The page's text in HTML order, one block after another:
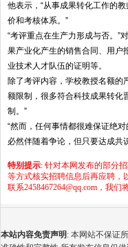
他表示，“从事成果转化工作的
价和考核体系。”
“考评重点在生产力形成与否。”
果产业化产生的销售合同、用户
业技术人才队伍的证明等。
除了考评内容，学校教授名额的
额限制，很多符合科技成果转化
制。”
“然而，任何事情都很难保证绝
必然伴随着争论，但只要达成共
特别提示: 针对本网发布的部分
等方式核实招聘信息后再应聘，
联系2458467264@qq.com，我们
本站内容免责声明 : 本网站不保证